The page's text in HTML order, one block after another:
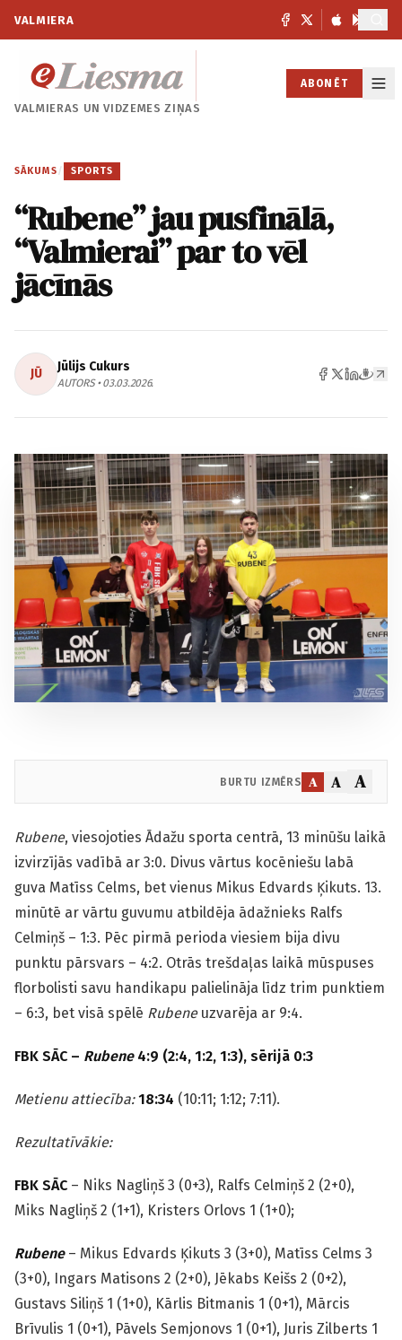
VALMIERA
VALMIERAS UNVIDZEMES ZIŅAS
ABONĒT
SĀKUMS / SPORTS
“Rubene” jau pusfinālā,
“Valmierai” par to vēl
jācīnās
JŪ Jūlijs Cukurs
AUTORS • 03.03.2026.
BURTU IZMĒRS A A A
Rubene, viesojoties Ādažu sporta centrā, 13 minūšu laikā
izvirzījās vadībā ar 3:0. Divus vārtus kocēniešu labā
guva Matīss Celms, bet vienus Mikus Edvards Ķikuts. 13.
minūtē ar vārtu guvumu atbildēja ādažnieks Ralfs
Celmiņš – 1:3. Pēc pirmā perioda viesiem bija divu
punktu pārsvars – 4:2. Otrās trešdaļas laikā mūspuses
florbolisti savu handikapu palielināja līdz trim punktiem
– 6:3, bet visā spēlē Rubeneuzvarēja ar 9:4.
FBK SĀC – Rubene4:9 (2:4, 1:2, 1:3), sērijā 0:3
Metienu attiecība:18:34 (10:11; 1:12; 7:11).
Rezultatīvākie:
FBK SĀC – Niks Nagliņš 3 (0+3), Ralfs Celmiņš 2 (2+0),
Miks Nagliņš 2 (1+1), Kristers Orlovs 1 (1+0);
Rubene – Mikus Edvards Ķikuts 3 (3+0), Matīss Celms 3
(3+0), Ingars Matisons 2 (2+0), Jēkabs Keišs 2 (0+2),
Gustavs Siliņš 1 (1+0), Kārlis Bitmanis 1 (0+1), Mārcis
Brīvulis 1 (0+1), Pāvels Semjonovs 1 (0+1), Juris Zilberts 1